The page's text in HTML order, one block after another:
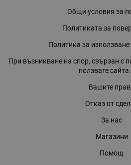
Общи условия за
Политиката за
Политика за
При възникване на спор, свързан с
ползвате
Вашите
Отказ от
За нас
Магазини
Помощ